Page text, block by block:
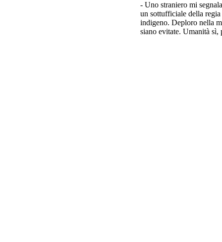
- Uno straniero mi
un sottufficiale della
indigeno. Deploro nella
siano evitate. Umanità